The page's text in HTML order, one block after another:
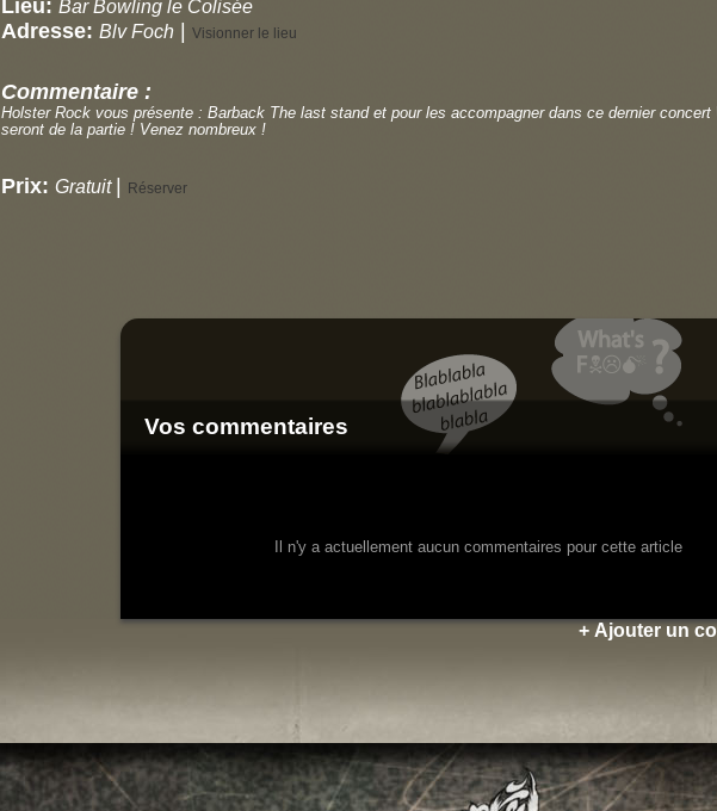
Lieu: Bar Bowling le Colisée
Adresse: Blv Foch Visionner le lieu
Commentaire :
Holster Rock vous présente : Barback The last stand et pour les accompagner dans ce dernier concert
seront de la partie ! Venez nombreux !
Prix: Gratuit Réserver
Vos commentaires
Il n'y a actuellement aucun commentaires pour cette article